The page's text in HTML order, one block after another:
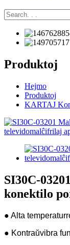
Produktoj
Hejmo
Produktoj
KARTAJ
SI30C-
konektilo
● Alta
● Kontraŭvibra